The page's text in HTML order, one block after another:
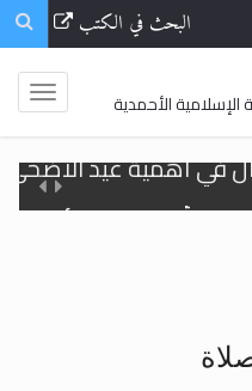
البحث في الكتب
الأحمدية
في أهمية عيد
الجماعة >> المزيد
الجماعة >> المزيد